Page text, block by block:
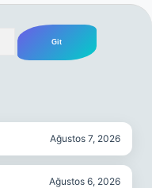
Ağustos 7, 2026
Ağustos 6, 2026